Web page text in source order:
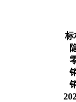
标